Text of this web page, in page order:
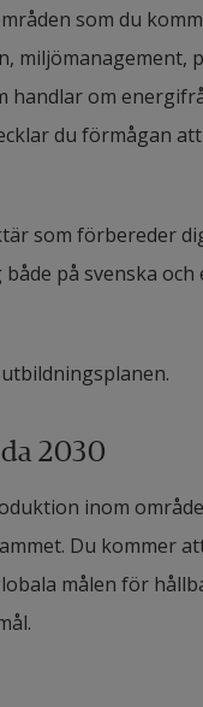
som du
miljömanagement,
handlar om
du förmågan
som förbereder
på svenska
2030
inom
Du kommer
målen för